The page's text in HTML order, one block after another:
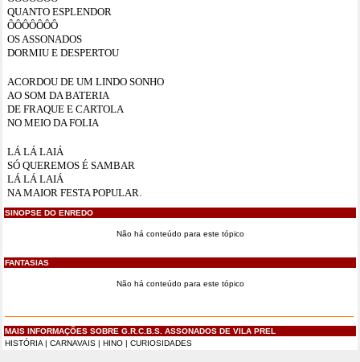
QUANTO ESPLENDOR
ÔÔÔÔÔÔÔ
OS ASSONADOS
DORMIU E DESPERTOU
ACORDOU DE UM LINDO SONHO
AO SOM DA BATERIA
DE FRAQUE E CARTOLA
NO MEIO DA FOLIA
LÁ LÁ LAIÁ
SÓ QUEREMOS É SAMBAR
LÁ LÁ LAIÁ
NA MAIOR FESTA POPULAR.
SINOPSE DO ENREDO
Não há conteúdo para este tópico
FANTASIAS
Não há conteúdo para este tópico
MAIS INFORMAÇÕES SOBRE G.R.C.B.S. ASSONADOS DE VILA PREL
HISTÓRIA | CARNAVAIS | HINO | CURIOSIDADES